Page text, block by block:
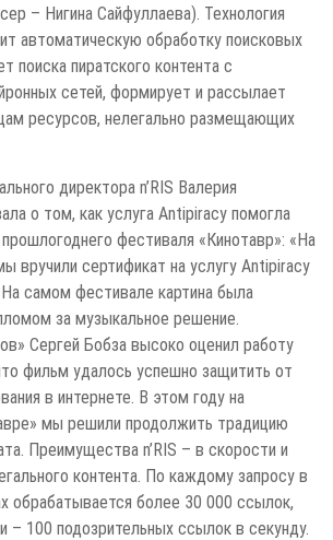
– Нигина Сайфуллаева). Технология
автоматическую обработку поисковых
поиска пиратского контента с
сетей, формирует и рассылает
ресурсов, нелегально размещающих
директора n’RIS Валерия
о том, как услуга Antipiracy помогла
фестиваля «Кинотавр»: «На
вручили сертификат на услугу Antipiracy
самом фестивале картина была
за музыкальное решение.
Сергей Бобза высоко оценил работу
фильм удалось успешно защитить от
в интернете. В этом году на
мы решили продолжить традицию
Преимущества n’RIS – в скорости и
контента. По каждому запросу в
обрабатывается более 30 000 ссылок,
– 100 подозрительных ссылок в секунду.